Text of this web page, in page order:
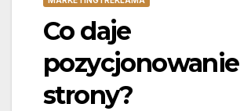
Co daje
pozycjonowanie
strony?